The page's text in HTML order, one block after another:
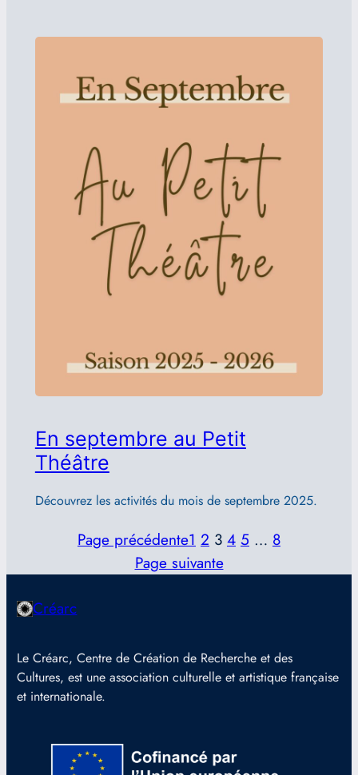
En septembre au Petit
Théâtre
Découvrez les activités du mois de septembre 2025.
Page précédente1 2 3 4 5 … 8
Page suivante
Créarc
Le Créarc, Centre de Création de Recherche et des
Cultures, est une association culturelle et artistique française
et internationale.